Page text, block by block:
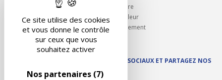
Ce site utilise des cookies
et vous donne le contrôle
sur ceux que vous
souhaitez activer
Nos partenaires (7)
Ouvrir un centre
Devenez contrôleur
Carrières et recrutement
SUIVEZ AUTOVISION SUR LES RÉSEAUX SOCIAUX ET PARTAGEZ NOS
ACTUS